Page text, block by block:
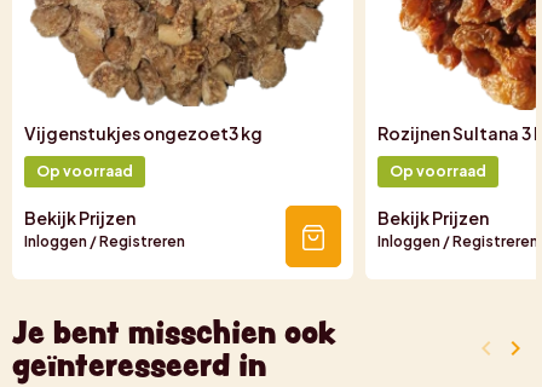
Vijgenstukjes ongezoet3 kg
Op voorraad
Bekijk Prijzen
Inloggen / Registreren
Rozijnen Sultana 3
Op voorraad
Bekijk Prijzen
Inloggen / Registreren
Je bent misschien ook
geïnteresseerd in Vorige
keyboard_arrow_left keyboard_arrow_right